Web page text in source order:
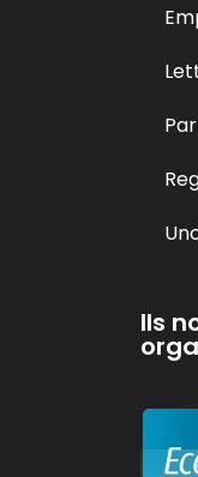
Ils